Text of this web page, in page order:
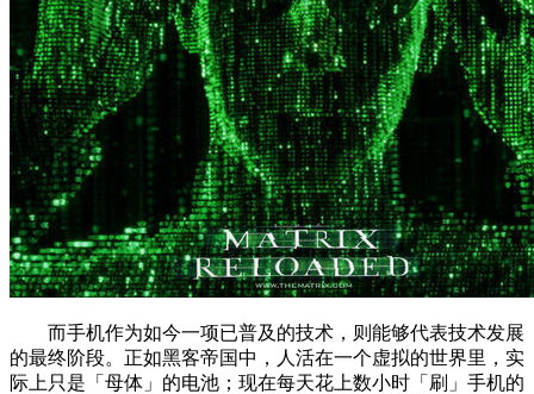
而手机作为如今一项已普及的技术，则能够代表技术发展
的最终阶段。正如黑客帝国中，人活在一个虚拟的世界里，实
际上只是「母体」的电池；现在每天花上数小时「刷」手机的